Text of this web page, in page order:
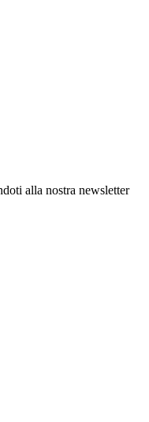
alla nostra newsletter